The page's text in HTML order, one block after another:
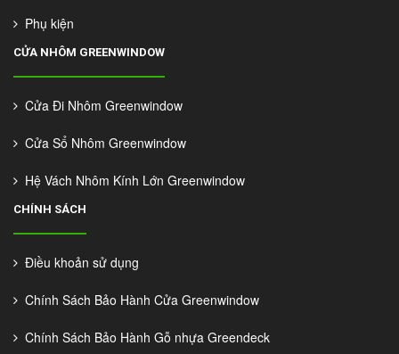
Phụ kiện
CỬA NHÔM GREENWINDOW
Cửa Đi Nhôm Greenwindow
Cửa Sổ Nhôm Greenwindow
Hệ Vách Nhôm Kính Lớn Greenwindow
CHÍNH SÁCH
Điều khoản sử dụng
Chính Sách Bảo Hành Cửa Greenwindow
Chính Sách Bảo Hành Gỗ nhựa Greendeck